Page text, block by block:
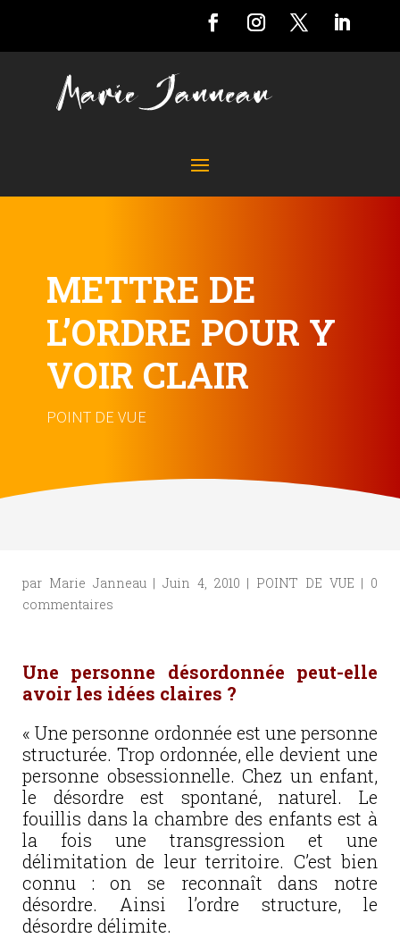
METTRE DE
L’ORDRE POUR Y
VOIR CLAIR
POINT DE VUE
par Marie Janneau| Juin 4, 2010 | POINT DE VUE | 0
commentaires
Une personne désordonnée peut-elle
avoir les idées claires ?
« Une personne ordonnée est une personne
structurée. Trop ordonnée, elle devient une
personne obsessionnelle. Chez un enfant,
le désordre est spontané, naturel. Le
fouillis dans la chambre des enfants est à
la fois une transgression et une
délimitation de leur territoire. C’est bien
connu : on se reconnaît dans notre
désordre. Ainsi l’ordre structure, le
désordre délimite.